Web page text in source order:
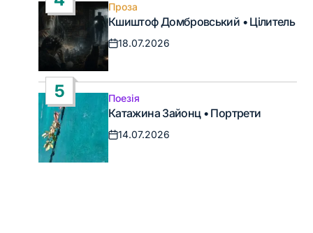
Опублікувати
у
Проза
Кшиштоф Домбровський • Цілитель
Дата
запису
18.07.2026
5
Опублікувати
у
Поезія
Катажина Зайонц • Портрети
Дата
14.07.2026